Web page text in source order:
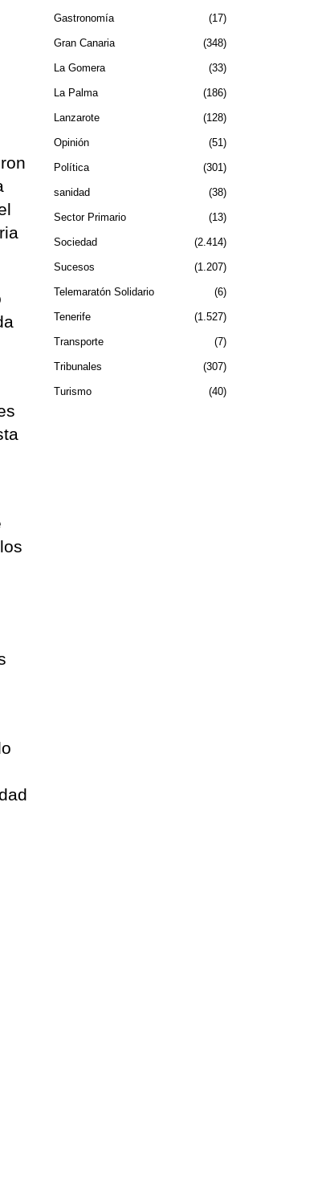
Gastronomía 17
Gran Canaria 348
La Gomera 33
La Palma 186
Lanzarote 128
Opinión 51
Política 301
sanidad 38
Sector Primario 13
Sociedad 2.414
Sucesos 1.207
Telemaratón Solidario 6
Tenerife 1.527
Transporte 7
Tribunales 307
Turismo 40